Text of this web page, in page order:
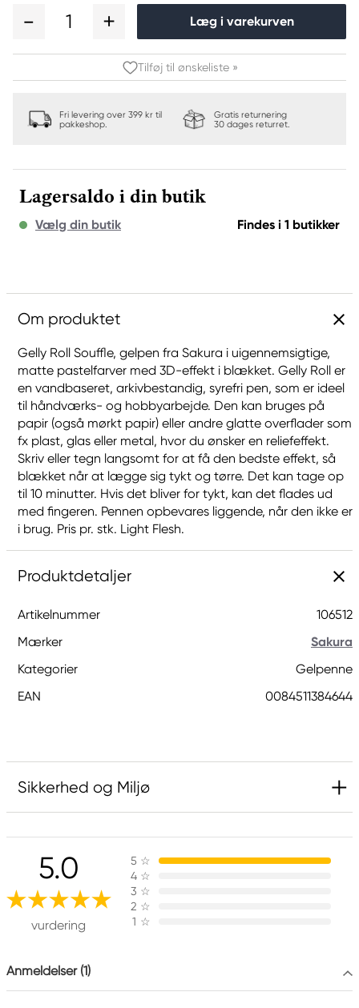
1 Læg i varekurven
Tilføj til ønskeliste »
Fri levering over 399 kr til
pakkeshop.
Gratis returnering
30 dages returret.
Lagersaldo i din butik
Vælg din butik Findes i 1 butikker
Om produktet
Gelly Roll Souffle, gelpen fra Sakura i uigennemsigtige,
matte pastelfarver med 3D-effekt i blækket. Gelly Roll er
en vandbaseret, arkivbestandig, syrefri pen, som er ideel
til håndværks- og hobbyarbejde. Den kan bruges på
papir (også mørkt papir) eller andre glatte overflader som
fx plast, glas eller metal, hvor du ønsker en reliefeffekt.
Skriv eller tegn langsomt for at få den bedste effekt, så
blækket når at lægge sig tykt og tørre. Det kan tage op
til 10 minutter. Hvis det bliver for tykt, kan det flades ud
med fingeren. Pennen opbevares liggende, når den ikke er
i brug. Pris pr. stk. Light Flesh.
Produktdetaljer
Artikelnummer
106512
Mærker
Sakura
Kategorier
Gelpenne
EAN
0084511384644
Sikkerhed og Miljø
Ansvarlig EU
Sakura
Royal Talens Netherlands
Sophialaan 46
7311 PD Apeldoorn, Netherlands
5.0
vurdering
5 ☆
4 ☆
3 ☆
2 ☆
1 ☆
Anmeldelser (1)